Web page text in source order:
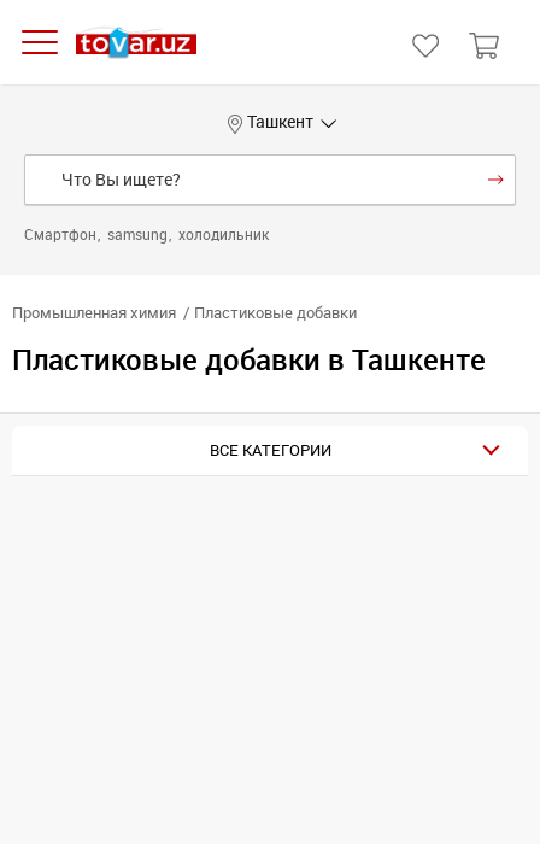
Ташкент
Смартфон samsung холодильник
Промышленная химия Пластиковые добавки
Пластиковые добавки в Ташкенте
ВСЕ КАТЕГОРИИ